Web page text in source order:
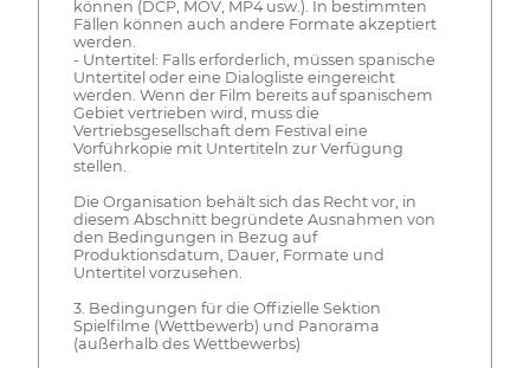
können (DCP, MOV, MP4 usw.). In bestimmten
Fällen können auch andere Formate akzeptiert
werden.
- Untertitel: Falls erforderlich, müssen spanische
Untertitel oder eine Dialogliste eingereicht
werden. Wenn der Film bereits auf spanischem
Gebiet vertrieben wird, muss die
Vertriebsgesellschaft dem Festival eine
Vorführkopie mit Untertiteln zur Verfügung
stellen.
Die Organisation behält sich das Recht vor, in
diesem Abschnitt begründete Ausnahmen von
den Bedingungen in Bezug auf
Produktionsdatum, Dauer, Formate und
Untertitel vorzusehen.
3. Bedingungen für die Offizielle Sektion
Spielfilme (Wettbewerb) und Panorama
(außerhalb des Wettbewerbs)